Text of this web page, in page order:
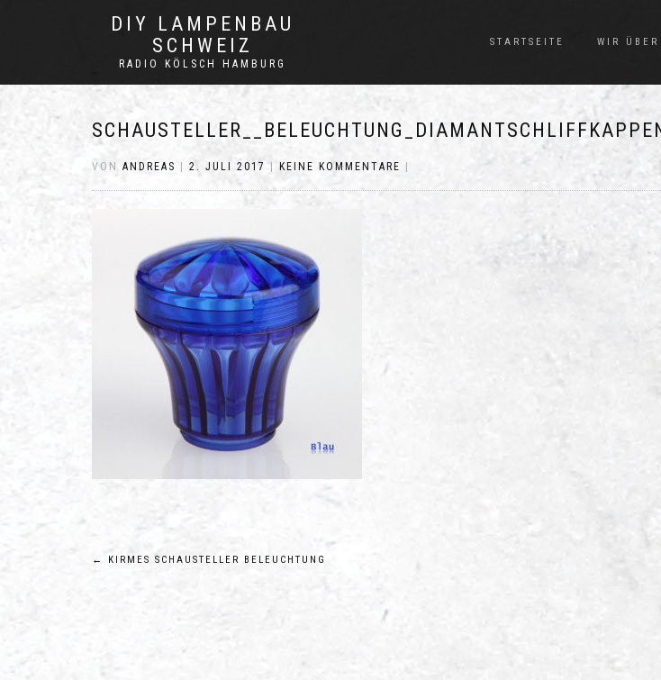
DIY LAMPENBAU
SCHWEIZ
RADIO KÖLSCH HAMBURG
STARTSEITE WIR ÜBER
VON ANDREAS 2. JULI 2017 KEINE KOMMENTARE
Beitragsnavigation
← KIRMES SCHAUSTELLER BELEUCHTUNG